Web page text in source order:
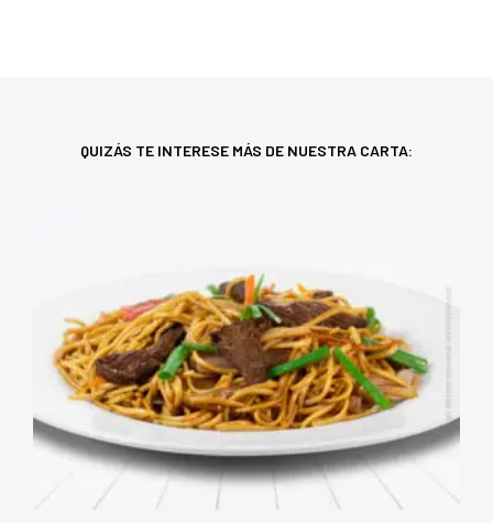
QUIZÁS TE INTERESE MÁS DE NUESTRA CARTA: